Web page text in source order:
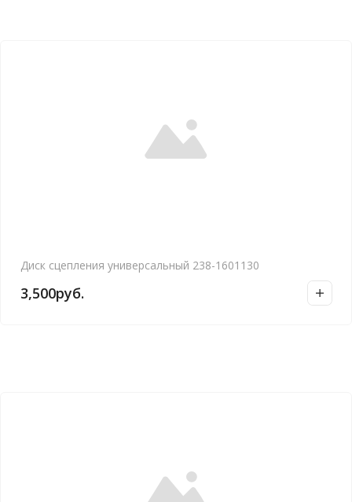
Диск сцепления универсальный 238-1601130
3,500руб.